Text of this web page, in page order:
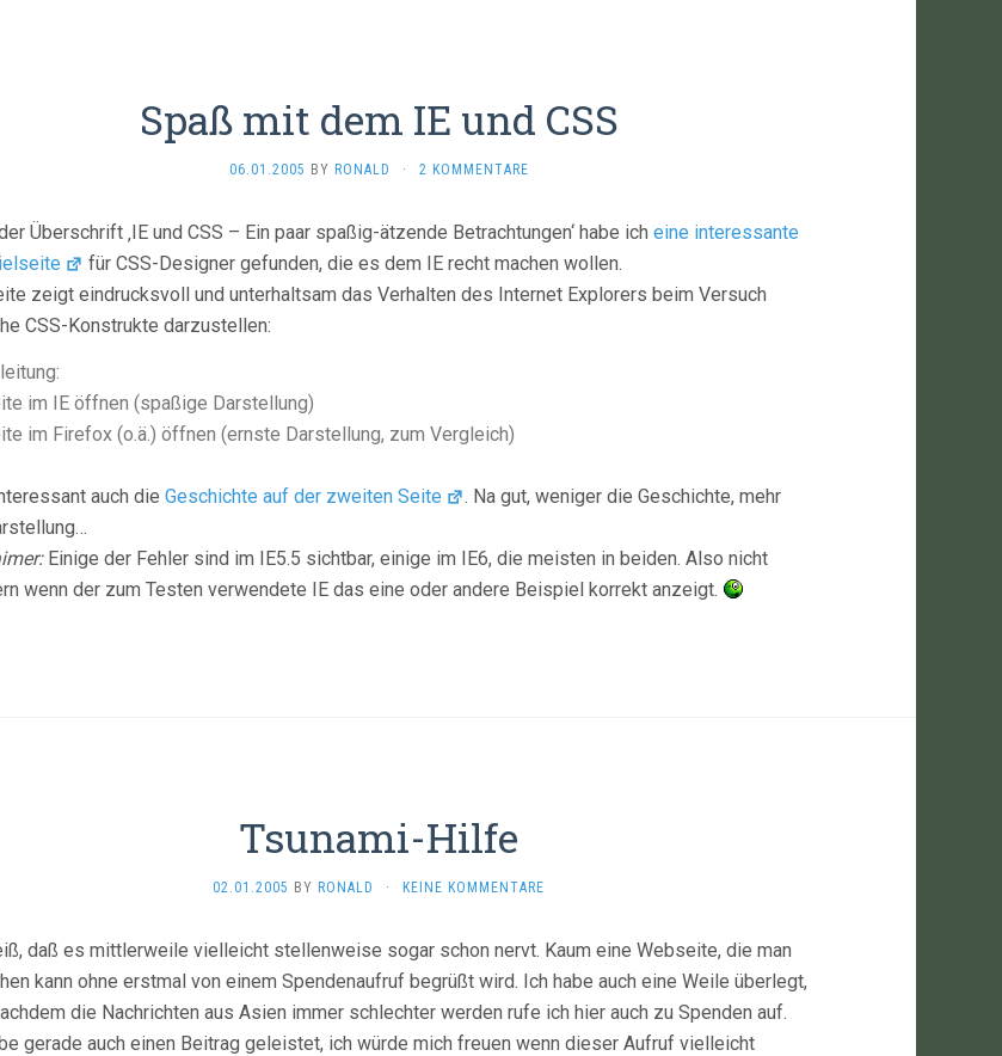
Spaß mit dem IE und CSS
06.01.2005 BY RONALD · 2 KOMMENTARE
Überschrift ‚IE und CSS – Ein paar spaßig-ätzende Betrachtungen‘ habe ich eine interessante
für CSS-Designer gefunden, die es dem IE recht machen wollen.
zeigt eindrucksvoll und unterhaltsam das Verhalten des Internet Explorers beim Versuch
CSS-Konstrukte darzustellen:
im IE öffnen (spaßige Darstellung)
im Firefox (o.ä.) öffnen (ernste Darstellung, zum Vergleich)
auch die Geschichte auf der zweiten Seite
. Na gut, weniger die Geschichte, mehr
Einige der Fehler sind im IE5.5 sichtbar, einige im IE6, die meisten in beiden. Also nicht
wenn der zum Testen verwendete IE das eine oder andere Beispiel korrekt anzeigt.
Tsunami-Hilfe
02.01.2005 BY RONALD · KEINE KOMMENTARE
daß es mittlerweile vielleicht stellenweise sogar schon nervt. Kaum eine Webseite, die man
kann ohne erstmal von einem Spendenaufruf begrüßt wird. Ich habe auch eine Weile überlegt,
die Nachrichten aus Asien immer schlechter werden rufe ich hier auch zu Spenden auf.
gerade auch einen Beitrag geleistet, ich würde mich freuen wenn dieser Aufruf vielleicht